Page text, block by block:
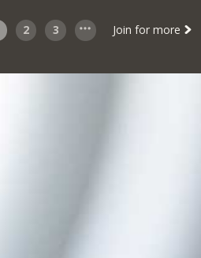
2 3 Join for more